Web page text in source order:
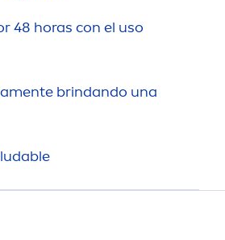
48 horas con el uso
mente brindando una